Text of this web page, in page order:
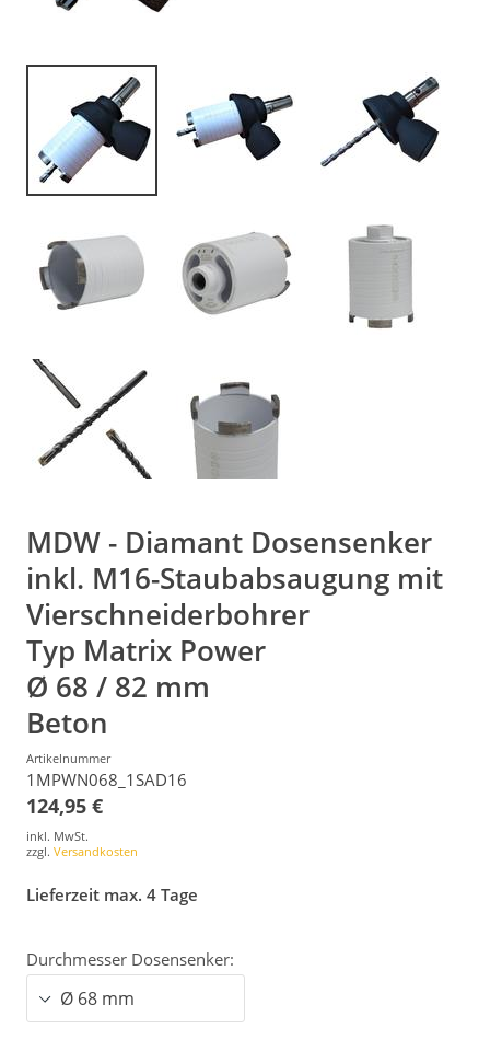
MDW - Diamant Dosensenker
inkl. M16-Staubabsaugung mit
Vierschneiderbohrer
Typ Matrix Power
Ø 68 / 82 mm
Beton
Artikelnummer
1MPWN068_1SAD16
124,95 €
inkl. MwSt.
zzgl. Versandkosten
Lieferzeit max. 4 Tage
Durchmesser Dosensenker: